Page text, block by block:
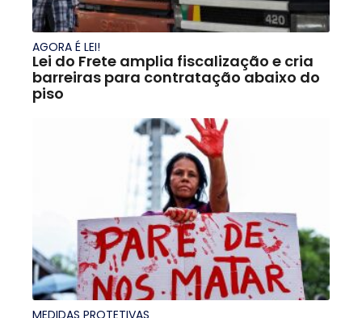
AGORA É LEI!
Lei do Frete amplia fiscalização e cria
barreiras para contratação abaixo do
piso